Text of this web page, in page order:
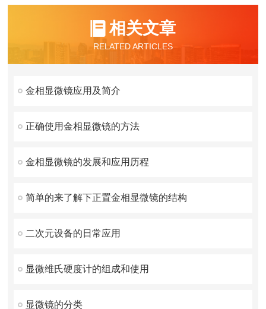
相关文章
RELATED ARTICLES
金相显微镜应用及简介
正确使用金相显微镜的方法
金相显微镜的发展和应用历程
简单的来了解下正置金相显微镜的结构
二次元设备的日常应用
显微维氏硬度计的组成和使用
显微镜的分类